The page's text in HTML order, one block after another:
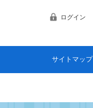
ログイン
サイトマップ